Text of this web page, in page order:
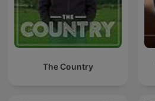
The Country